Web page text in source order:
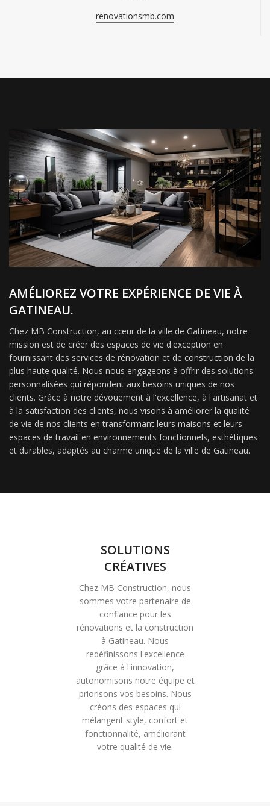
renovationsmb.com
AMÉLIOREZ VOTRE EXPÉRIENCE DE VIE À
GATINEAU.
Chez MB Construction, au cœur de la ville de Gatineau, notre
mission est de créer des espaces de vie d'exception en
fournissant des services de rénovation et de construction de la
plus haute qualité. Nous nous engageons à offrir des solutions
personnalisées qui répondent aux besoins uniques de nos
clients. Grâce à notre dévouement à l'excellence, à l'artisanat et
à la satisfaction des clients, nous visons à améliorer la qualité
de vie de nos clients en transformant leurs maisons et leurs
espaces de travail en environnements fonctionnels, esthétiques
et durables, adaptés au charme unique de la ville de Gatineau.
SOLUTIONS
CRÉATIVES
Chez MB Construction, nous
sommes votre partenaire de
confiance pour les
rénovations et la construction
à Gatineau. Nous
redéfinissons l'excellence
grâce à l'innovation,
autonomisons notre équipe et
priorisons vos besoins. Nous
créons des espaces qui
mélangent style, confort et
fonctionnalité, améliorant
votre qualité de vie.